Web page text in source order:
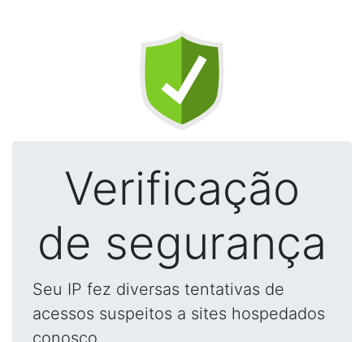
Verificação
de segurança
Seu IP fez diversas tentativas de
acessos suspeitos a sites hospedados
conosco.